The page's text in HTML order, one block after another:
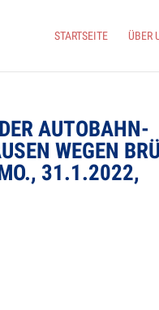
START­SEITE ÜBER
AUTO­BAHN­
WEGEN
31.1.2022,